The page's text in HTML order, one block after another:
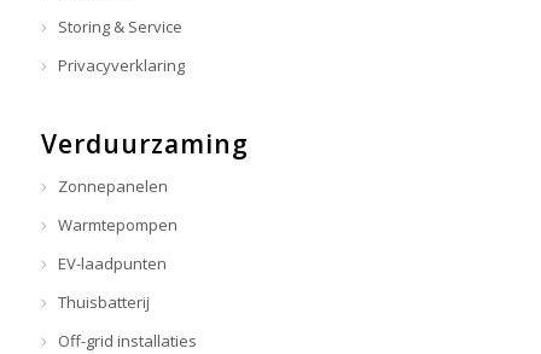
Storing & Service
Privacyverklaring
Verduurzaming
Zonnepanelen
Warmtepompen
EV-laadpunten
Thuisbatterij
Off-grid installaties